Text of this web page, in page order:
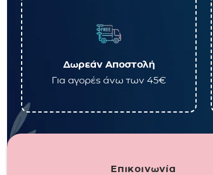
Δωρεάν Αποστολή
Για αγορές άνω των 45€
Επικοινωνία